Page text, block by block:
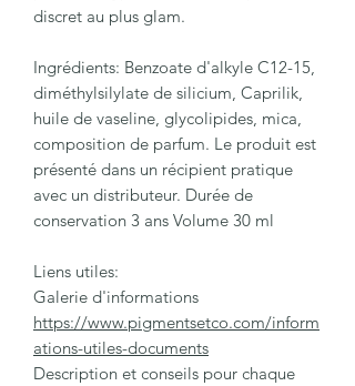
discret au plus glam.
Ingrédients: Benzoate d'alkyle C12-15,
diméthylsilylate de silicium, Caprilik,
huile de vaseline, glycolipides, mica,
composition de parfum. Le produit est
présenté dans un récipient pratique
avec un distributeur. Durée de
conservation 3 ans Volume 30 ml
Liens utiles:
Galerie d'informations
https://www.pigmentsetco.com/inform
ations-utiles-documents
Description et conseils pour chaque